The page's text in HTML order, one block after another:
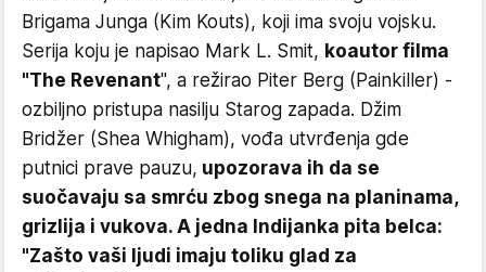
Brigama Junga (Kim Kouts), koji ima svoju vojsku.
Serija koju je napisao Mark L. Smit, koautor filma
"The Revenant", a režirao Piter Berg (Painkiller) -
ozbiljno pristupa nasilju Starog zapada. Džim
Bridžer (Shea Whigham), vođa utvrđenja gde
putnici prave pauzu, upozorava ih da se
suočavaju sa smrću zbog snega na planinama,
grizlija i vukova. A jedna Indijanka pita belca:
"Zašto vaši ljudi imaju toliku glad za